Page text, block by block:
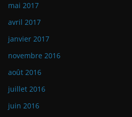
mai 2017
avril 2017
janvier 2017
novembre 2016
août 2016
juillet 2016
juin 2016